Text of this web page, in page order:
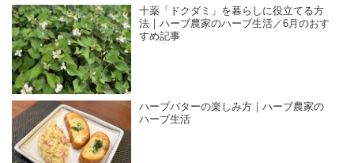
十薬「ドクダミ」を暮らしに役立てる方
法｜ハーブ農家のハーブ生活／6月のおす
すめ記事
ハーブバターの楽しみ方｜ハーブ農家の
ハーブ生活